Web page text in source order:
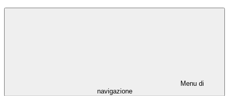
Menu di
navigazione